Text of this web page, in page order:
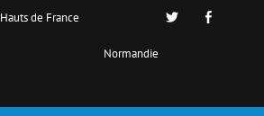
Hauts de France
Normandie